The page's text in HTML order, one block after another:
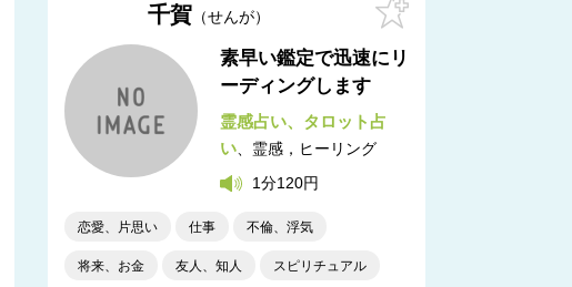
千賀 せんが
素早い鑑定で迅速にリ
ーディングします
霊感占い
タロット占
い
霊感，ヒーリング
1分120円
恋愛、片思い 仕事 不倫、浮気
将来、お金 友人、知人 スピリチュアル